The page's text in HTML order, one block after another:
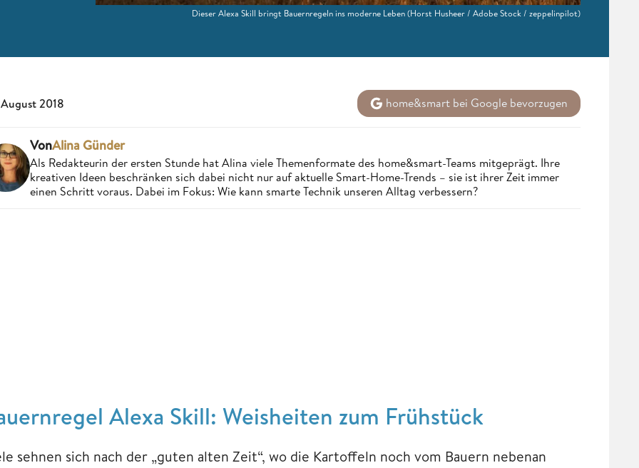
Dieser Alexa Skill bringt Bauernregeln ins moderne Leben(Horst Husheer / Adobe Stock / zeppelinpilot)
2018 home&smart bei Google bevorzugen
VonAlina Günder
Als Redakteurin der ersten Stunde hat Alina viele Themenformate des home&smart-Teams mitgeprägt. Ihre
kreativen Ideen beschränken sich dabei nicht nur auf aktuelle Smart-Home-Trends – sie ist ihrer Zeit immer
einen Schritt voraus. Dabei im Fokus: Wie kann smarte Technik unseren Alltag verbessern?
Alexa Skill: Weisheiten zum Frühstück
sehnen sich nach der „guten alten Zeit“, wo die Kartoffeln noch vom Bauern nebenan